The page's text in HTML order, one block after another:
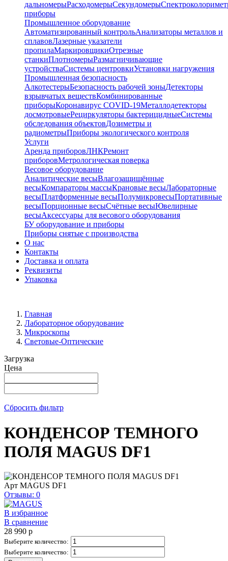
дальномерыРасходомерыСекундомеры
приборы
Промышленное оборудование
Автоматизированный контрольАнализаторы металлов и
сплавовЛазерные указатели
пропилаМаркировщикиОтрезные
станкиПлотномерыРазмагничивающие
устройстваСистемы центровкиУстановки нагружения
Промышленная безопасность
АлкотестерыБезопасность рабочей зоныДетекторы
взрывчатых веществКомбинированные
приборыКоронавирус COVID-19Металлодетекторы
досмотровыеРециркуляторы бактерицидныеСистемы
обследования объектовДозиметры и
радиометрыПриборы экологического контроля
Услуги
Аренда приборовЛНКРемонт
приборовМетрологическая поверка
Весовое оборудование
Аналитические весыВлагозащищённые
весыКомпараторы массыКрановые весыЛабораторные
весыПлатформенные весыПолумикровесыПортативные
весыПорционные весыСчётные весыЮвелирные
весыАксессуары для весового оборудования
БУ оборудование и приборы
Приборы снятые с производства
О нас
Контакты
Доставка и оплата
Реквизиты
Упаковка
Главная
Лабораторное оборудование
Микроскопы
Световые-Оптические
Загрузка
Цена
Сбросить фильтр
КОНДЕНСОР ТЕМНОГО
ПОЛЯ MAGUS DF1
Арт MAGUS DF1
Отзывы: 0
В избранное
В сравнение
28 990 p
Выберите количество:
Выберите количество: